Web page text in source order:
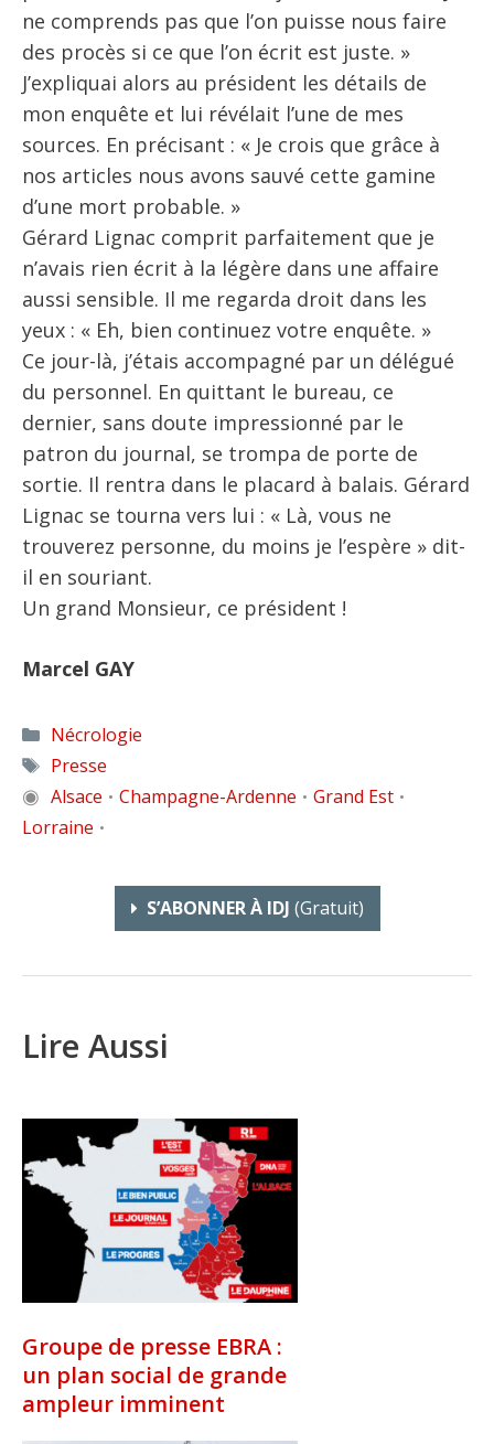
ne comprends pas que l’on puisse nous faire
des procès si ce que l’on écrit est juste. »
J’expliquai alors au président les détails de
mon enquête et lui révélait l’une de mes
sources. En précisant : « Je crois que grâce à
nos articles nous avons sauvé cette gamine
d’une mort probable. »
Gérard Lignac comprit parfaitement que je
n’avais rien écrit à la légère dans une affaire
aussi sensible. Il me regarda droit dans les
yeux : « Eh, bien continuez votre enquête. »
Ce jour-là, j’étais accompagné par un délégué
du personnel. En quittant le bureau, ce
dernier, sans doute impressionné par le
patron du journal, se trompa de porte de
sortie. Il rentra dans le placard à balais. Gérard
Lignac se tourna vers lui : « Là, vous ne
trouverez personne, du moins je l’espère » dit-
il en souriant.
Un grand Monsieur, ce président !
Marcel GAY
Catégories
Nécrologie
Étiquettes
Presse
◉ Alsace • Champagne-Ardenne • Grand Est •
Lorraine •
S’ABONNER À IDJ (gratuit)
Lire Aussi
Groupe de presse EBRA :
un plan social de grande
ampleur imminent